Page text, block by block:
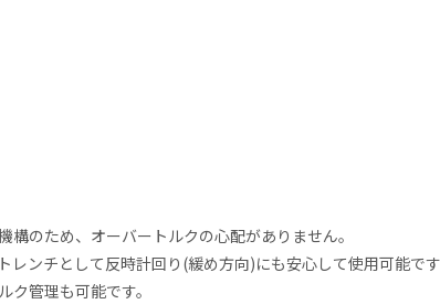
のため、オーバートルクの心配がありません。
ンチとして反時計回り(緩め方向)にも安心して使用可能で
管理も可能です。